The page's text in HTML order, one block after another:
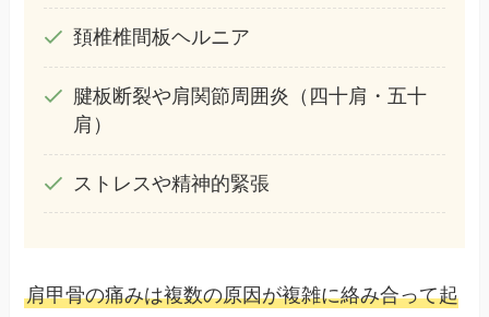
頚椎椎間板ヘルニア
腱板断裂や肩関節周囲炎（四十肩・五十
肩）
ストレスや精神的緊張
肩甲骨の痛みは複数の原因が複雑に絡み合って起